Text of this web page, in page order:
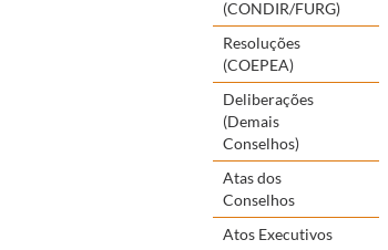
(CONDIR/FURG)
Resoluções
(COEPEA)
Deliberações
(Demais
Conselhos)
Atas dos
Conselhos
Atos Executivos